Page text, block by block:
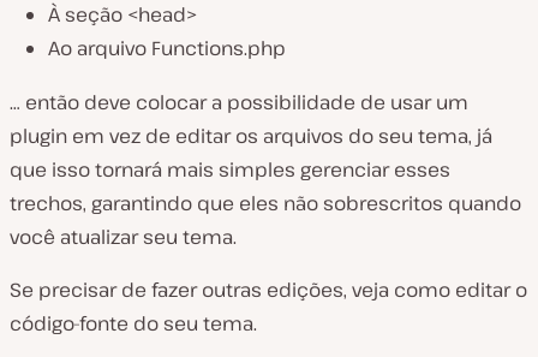
À seção <head>
Ao arquivo Functions.php
… então deve colocar a possibilidade de usar um
plugin em vez de editar os arquivos do seu tema, já
que isso tornará mais simples gerenciar esses
trechos, garantindo que eles não sobrescritos quando
você atualizar seu tema.
Se precisar de fazer outras edições, veja como editar o
código-fonte do seu tema.